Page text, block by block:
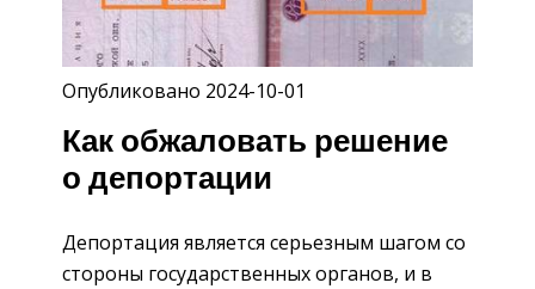
Опубликовано 2024-10-01
Как обжаловать решение
о депортации
Депортация является серьезным шагом со
стороны государственных органов, и в